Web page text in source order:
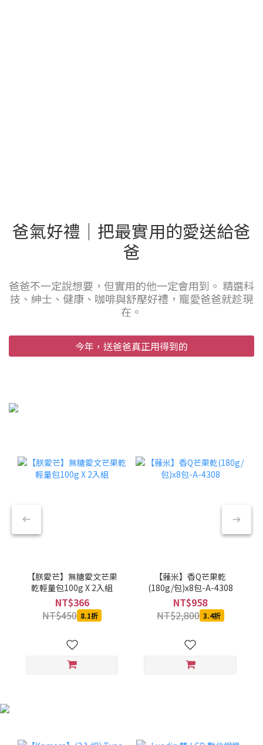
爸氣好禮｜把最實用的愛送給爸
爸
爸爸不一定說想要，但實用的他一定會用到。 精選科
技、紳士、健康、咖啡與舒壓好禮，寵愛爸爸就趁現
在。
今年，送爸爸真正用得到的
【朕愛芒】無糖愛文芒果
乾輕量包100g X 2入組
NT$366
NT$450 8.1折
【蕥米】香Q芒果乾
(180g/包)x8包-A-4308
NT$958
NT$2,800 3.4折